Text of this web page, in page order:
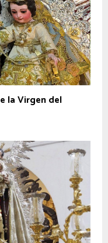
la Virgen del